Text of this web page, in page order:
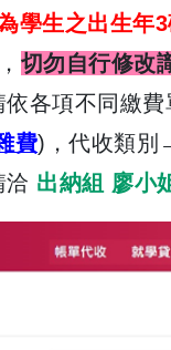
學生之出生年
切勿自行修改
依各項不同繳費
費)，代收類別
洽 出納組 廖小